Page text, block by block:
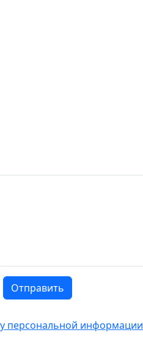
Отправить
персональной информации